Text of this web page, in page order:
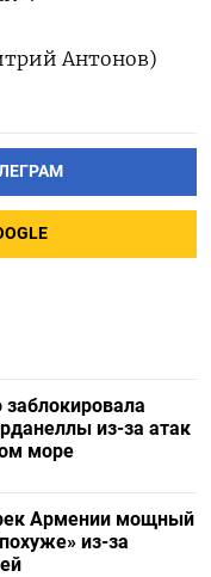
Антонов)
заблокировала
из-за атак
море
Армении мощный
из-за